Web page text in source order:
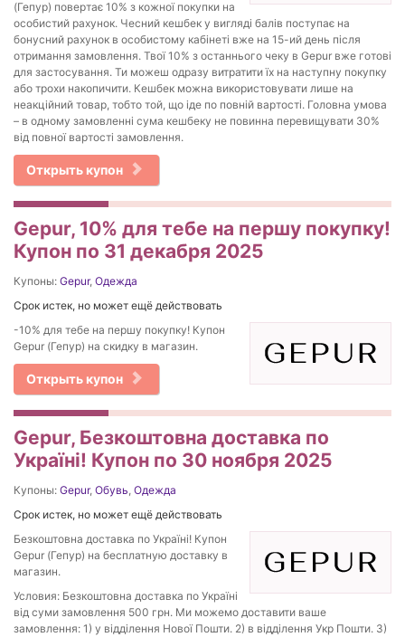
(Гепур) повертає 10% з кожної покупки на
особистий рахунок. Чесний кешбек у вигляді балів поступає на
бонусний рахунок в особистому кабінеті вже на 15-ий день після
отримання замовлення. Твої 10% з останнього чеку в Gepur вже готові
для застосування. Ти можеш одразу витратити їх на наступну покупку
або трохи накопичити. Кешбек можна використовувати лише на
неакційний товар, тобто той, що іде по повній вартості. Головна умова
– в одному замовленні сума кешбеку не повинна перевищувати 30%
від повної вартості замовлення.
Открыть купон
Gepur, 10% для тебе на першу покупку!
Купон по 31 декабря 2025
Купоны: Gepur, Одежда
Срок истек, но может ещё действовать
-10% для тебе на першу покупку! Купон
Gepur (Гепур) на скидку в магазин.
Открыть купон
Gepur, Безкоштовна доставка по
Україні! Купон по 30 ноября 2025
Купоны: Gepur, Обувь, Одежда
Срок истек, но может ещё действовать
Безкоштовна доставка по Україні! Купон
Gepur (Гепур) на бесплатную доставку в
магазин.
Условия: Безкоштовна доставка по Україні
від суми замовлення 500 грн. Ми можемо доставити ваше
замовлення: 1) у відділення Нової Пошти. 2) в відділення Укр Пошти. 3)